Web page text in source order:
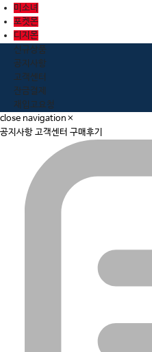
미소녀
포켓몬
디지몬
신규상품
공지사항
고객센터
잔금결제
재입고요청
close navigation ×
공지사항 고객센터 구매후기